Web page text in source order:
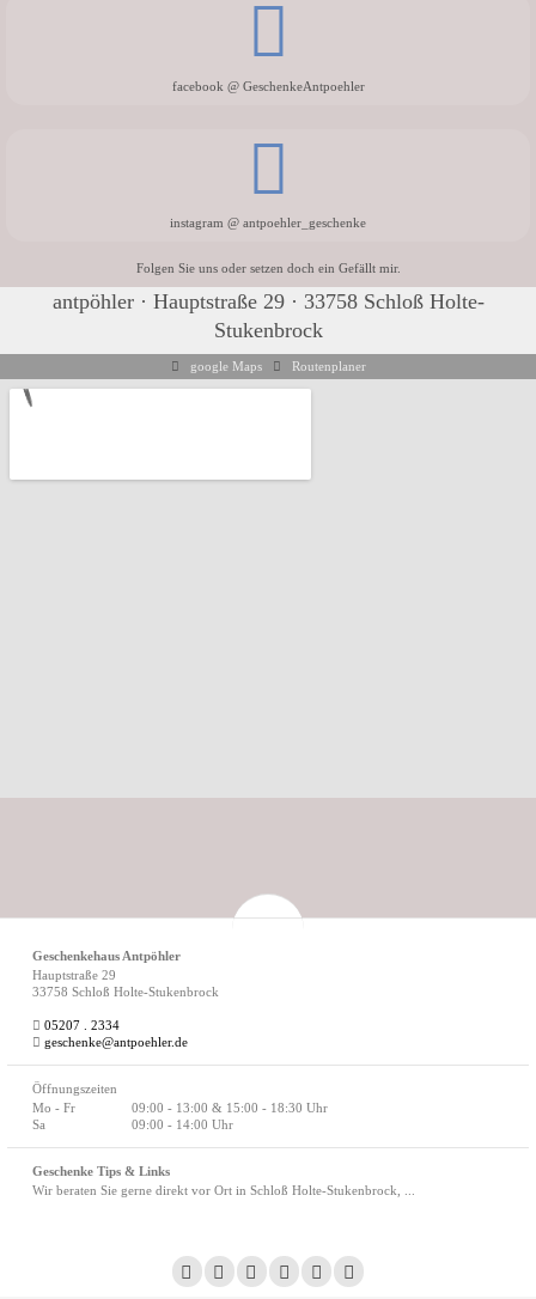
facebook @ GeschenkeAntpoehler
instagram @ antpoehler_geschenke
Folgen Sie uns oder setzen doch ein Gefällt mir.
antpöhler · Hauptstraße 29 · 33758 Schloß Holte-
Stukenbrock
google Maps Routenplaner
Geschenkehaus Antpöhler
Hauptstraße 29
33758 Schloß Holte-Stukenbrock
05207 . 2334
geschenke@antpoehler.de
Öffnungszeiten
Mo - Fr
09:00 - 13:00 & 15:00 - 18:30 Uhr
Sa
09:00 - 14:00 Uhr
Geschenke Tips & Links
Wir beraten Sie gerne direkt vor Ort in Schloß Holte-Stukenbrock, ...